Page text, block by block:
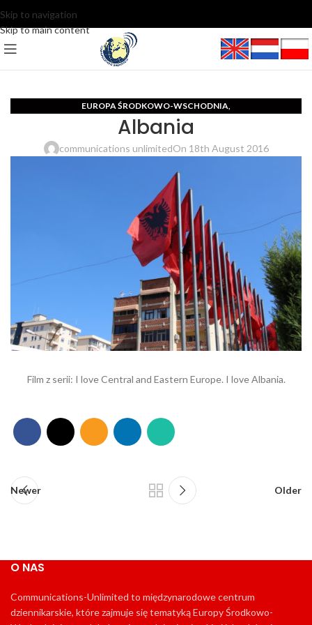
Skip to navigation
Skip to main content
EUROPA ŚRODKOWO-WSCHODNIA
MIĘDZYNARODOWE CENTRUM DZIENNIKARSKIE I PR
Albania
communications unlimitedOn 18th August 2016
Film z serii: I love Central and Eastern Europe. I love Albania.
Newer Older
O NAS
Communications-Unlimited to międzynarodowe centrum
dziennikarskie, które zajmuje się tematyką Europy Środkowo-